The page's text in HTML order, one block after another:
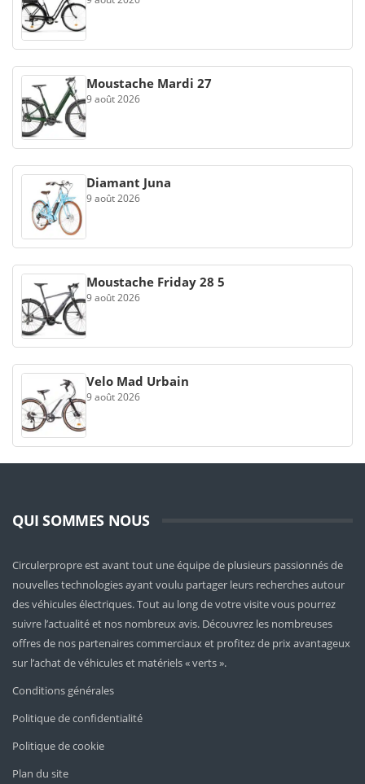
Moustache Mardi 27
9 août 2026
Diamant Juna
9 août 2026
Moustache Friday 28 5
9 août 2026
Velo Mad Urbain
9 août 2026
QUI SOMMES NOUS
Circulerpropre est avant tout une équipe de plusieurs passionnés de
nouvelles technologies ayant voulu partager leurs recherches autour
des véhicules électriques. Tout au long de votre visite vous pourrez
suivre l’actualité et nos nombreux avis. Découvrez les nombreuses
offres de nos partenaires commerciaux et profitez de prix avantageux
sur l’achat de véhicules et matériels « verts ».
Conditions générales
Politique de confidentialité
Politique de cookie
Plan du site